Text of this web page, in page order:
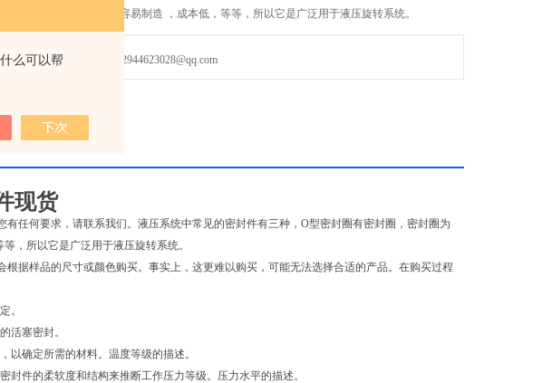
么可以帮
圈的优点是结构简单，容易制造 ，成本低，等等，所以它是广泛用于液压旋转系统。
发邮件给我们：2944623028@qq.com
现货
有任何要求，请联系我们。液压系统中常见的密封件有三种，O型密封圈有密封圈，密封圈为
，所以它是广泛用于液压旋转系统。
根据样品的尺寸或颜色购买。事实上，这更难以购买，可能无法选择合适的产品。在购买过程
。
活塞密封。
以确定所需的材料。温度等级的描述。
件的柔软度和结构来推断工作压力等级。压力水平的描述。